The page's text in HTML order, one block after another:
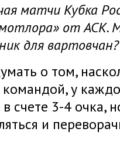
матчи Кубка
от АСК.
для вартовчан?
о том,
у
счете 3-4 очка,
и